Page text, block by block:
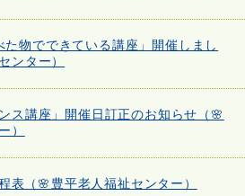
た物でできている講座」開催しまし
ンター）
ス講座」開催日訂正のお知らせ（🌸
）
表（🌸豊平老人福祉センター）